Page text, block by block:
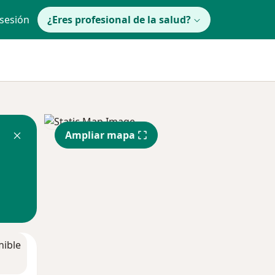
¿Eres profesional de la salud?
Ampliar mapa